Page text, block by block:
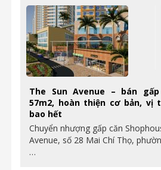
The Sun Avenue – bán gấp
57m2, hoàn thiện cơ bản, vị
bao hết
Chuyển nhượng gấp căn
Avenue, số 28 Mai Chí Thọ,
…